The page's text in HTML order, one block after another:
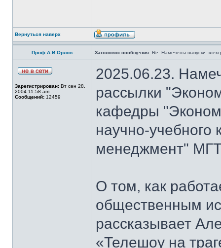
Вернуться наверх
Проф.А.И.Орлов Заголовок сообщения: Re: Намечены выпуски
Зарегистрирован: Вт сен 28,
2004 11:58 am
Сообщений: 12459
2025.06.23.
рассылки
кафедры
научно-
менеджмент"
О том, как
общественным
рассказывает
«Телешоу на